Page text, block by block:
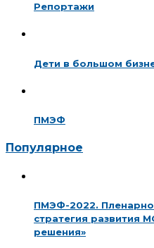
Репортажи
Дети в большом
ПМЭФ
Популярное
ПМЭФ-2022.
стратегия развития
решения»